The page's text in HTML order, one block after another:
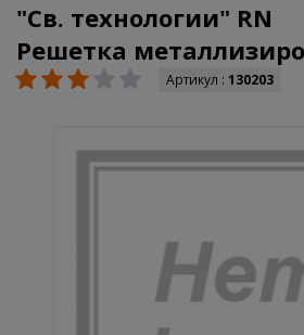
"Св. технологии" RN
Решетка
Артикул : 130203